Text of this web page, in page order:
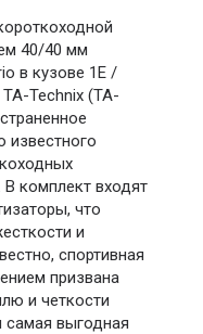
40/40 мм
в кузове 1E /
Technix (ТА-
известного
комплект входят
что
и
спортивная
призвана
и четкости
самая выгодная